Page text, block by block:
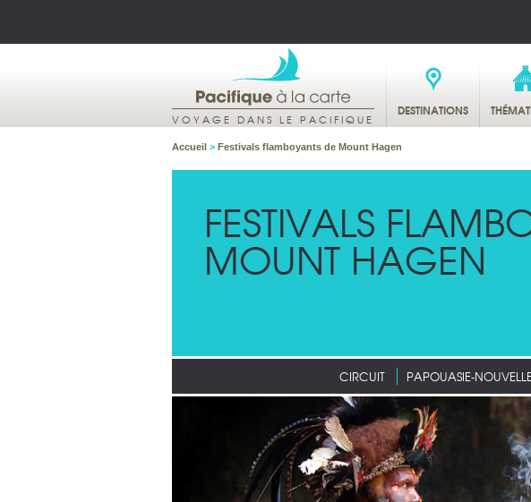
VOYAGE DANS LE PACIFIQUE
DESTINATIONS
Accueil > Festivals flamboyants de Mount Hagen
FESTIVALS
MOUNT HAGEN
CIRCUIT PAPOUASIE-